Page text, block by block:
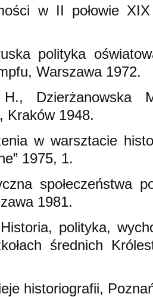
w II połowie
polityka
Warszawa 1972.
H., Dzierżanowska
Kraków 1948.
w warsztacie
1975, 1.
społeczeństwa
1981.
polityka,
średnich
historiografii,